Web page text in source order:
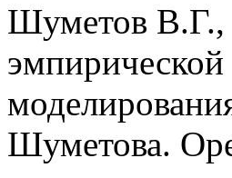
Шуметов В.Г.,
эмпирической
Шуметова.